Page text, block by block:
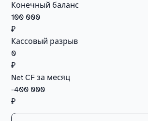
Конечный баланс
100 000
₽
Кассовый разрыв
0
₽
Net CF за месяц
-400 000
₽